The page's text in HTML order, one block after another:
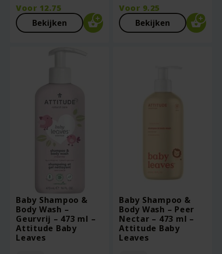
Voor 12.75
Bekijken
Voor 9.25
Bekijken
Baby Shampoo &
Body Wash –
Geurvrij – 473 ml –
Attitude Baby
Leaves
Baby Shampoo &
Body Wash – Peer
Nectar – 473 ml –
Attitude Baby
Leaves